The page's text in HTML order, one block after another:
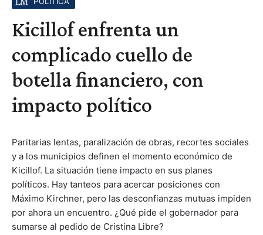
Kicillof enfrenta un
complicado cuello de
botella financiero, con
impacto político
Paritarias lentas, paralización de obras, recortes sociales
y a los municipios definen el momento económico de
Kicillof. La situación tiene impacto en sus planes
políticos. Hay tanteos para acercar posiciones con
Máximo Kirchner, pero las desconfianzas mutuas impiden
por ahora un encuentro. ¿Qué pide el gobernador para
sumarse al pedido de Cristina Libre?